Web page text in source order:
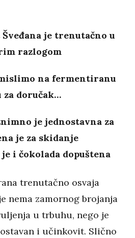
je trenutačno u
razlogom
na fermentiranu
doručak…
je jednostavna za
je za skidanje
i čokolada dopuštena
trenutačno osvaja
nema zamornog brojanja
u trbuhu, nego je
i učinkovit. Slično